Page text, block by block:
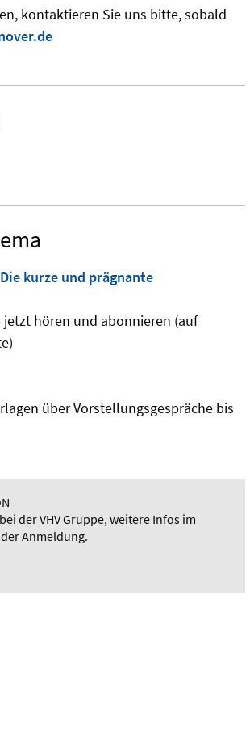
kontaktieren Sie uns bitte, sobald
kurze und prägnante
hören und abonnieren (auf
über Vorstellungsgespräche bis
der VHV Gruppe, weitere Infos im
Anmeldung.